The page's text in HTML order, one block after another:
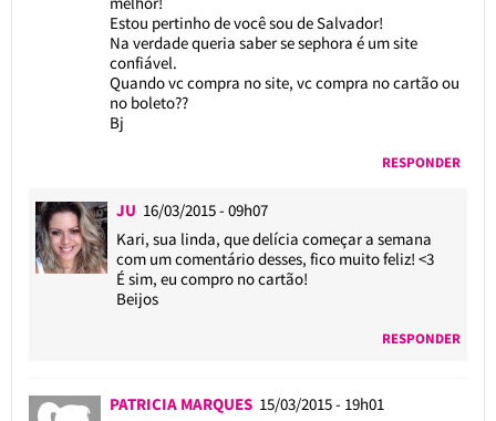
Estou pertinho de você sou de Salvador!
Na verdade queria saber se sephora é um site
confiável.
Quando vc compra no site, vc compra no cartão ou
no boleto??
Bj
RESPONDER
JU 16/03/2015 - 09h07
Kari, sua linda, que delícia começar a semana
com um comentário desses, fico muito feliz! <3
É sim, eu compro no cartão!
Beijos
RESPONDER
PATRICIA MARQUES 15/03/2015 - 19h01